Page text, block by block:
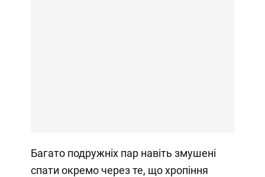
Багато подружніх пар навіть змушені
спати окремо через те, що хропіння